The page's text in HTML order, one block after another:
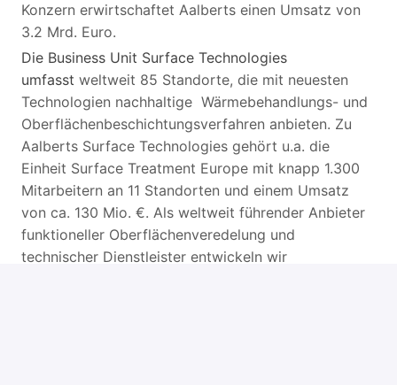
Konzern erwirtschaftet Aalberts einen Umsatz von
3.2 Mrd. Euro.
Die Business Unit Surface Technologies
umfasst weltweit 85 Standorte, die mit neuesten
Technologien nachhaltige Wärmebehandlungs- und
Oberflächenbeschichtungsverfahren anbieten. Zu
Aalberts Surface Technologies gehört u.a. die
Einheit Surface Treatment Europe mit knapp 1.300
Mitarbeitern an 11 Standorten und einem Umsatz
von ca. 130 Mio. €. Als weltweit führender Anbieter
funktioneller Oberflächenveredelung und
technischer Dienstleister entwickeln wir